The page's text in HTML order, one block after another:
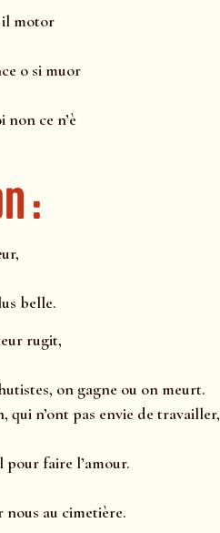
il motor
o si muor
ce n’è
:
belle.
rugit,
on gagne ou on meurt.
qui n’ont pas envie de travailler,
pour faire l’amour.
nous au cimetière.